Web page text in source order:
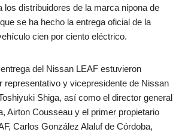
los distribuidores de la marca nipona de
se ha hecho la entrega oficial de la
cien por ciento eléctrico.
del Nissan LEAF estuvieron
representativo y vicepresidente de Nissan
Shiga, así como el director general
Airton Cousseau y el primer propietario
Carlos González Alaluf de Córdoba,